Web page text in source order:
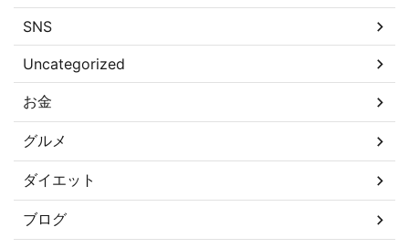
SNS
Uncategorized
お金
グルメ
ダイエット
ブログ